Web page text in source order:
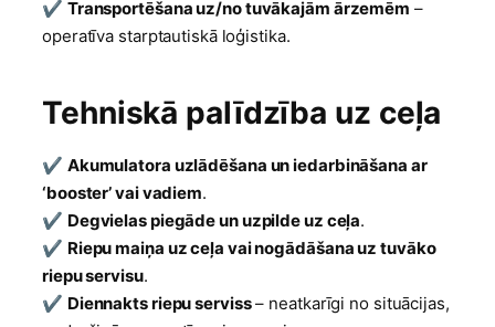
✔ Transportēšana uz/no tuvākajām ārzemēm –
operatīva starptautiskā loģistika.
Tehniskā palīdzība uz ceļa
✔ Akumulatora uzlādēšana un iedarbināšana ar
‘booster’ vai vadiem.
✔ Degvielas piegāde un uzpilde uz ceļa.
✔ Riepu maiņa uz ceļa vai nogādāšana uz tuvāko
riepu servisu.
✔ Diennakts riepu serviss– neatkarīgi no situācijas,